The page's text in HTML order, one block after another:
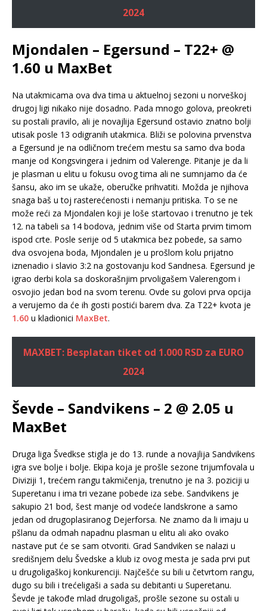
2024
Mjondalen – Egersund – T22+ @
1.60 u MaxBet
Na utakmicama ova dva tima u aktuelnoj sezoni u norveškoj
drugoj ligi nikako nije dosadno. Pada mnogo golova, preokreti
su postali pravilo, ali je novajlija Egersund ostavio znatno bolji
utisak posle 13 odigranih utakmica. Bliži se polovina prvenstva
a Egersund je na odličnom trećem mestu sa samo dva boda
manje od Kongsvingera i jednim od Valerenge. Pitanje je da li
je plasman u elitu u fokusu ovog tima ali ne sumnjamo da će
šansu, ako im se ukaže, oberučke prihvatiti. Možda je njihova
snaga baš u toj rasterećenosti i nemanju pritiska. To se ne
može reći za Mjondalen koji je loše startovao i trenutno je tek
12. na tabeli sa 14 bodova, jednim više od Starta prvim timom
ispod crte. Posle serije od 5 utakmica bez pobede, sa samo
dva osvojena boda, Mjondalen je u prošlom kolu prijatno
iznenadio i slavio 3:2 na gostovanju kod Sandnesa. Egersund je
igrao derbi kola sa doskorašnjim prvoligašem Valerengom i
osvojio jedan bod na svom terenu. Ovde su golovi prva opcija
a verujemo da će ih gosti postići barem dva. Za T22+ kvota je
1.60 u kladionici MaxBet.
MAXBET: Besplatan tiket od 1.000 RSD za EURO
2024
Ševde – Sandvikens – 2 @ 2.05 u
MaxBet
Druga liga Švedkse stigla je do 13. runde a novajlija Sandvikens
igra sve bolje i bolje. Ekipa koja je prošle sezone trijumfovala u
Diviziji 1, trećem rangu takmičenja, trenutno je na 3. poziciji u
Superetanu i ima tri vezane pobede iza sebe. Sandvikens je
sakupio 21 bod, šest manje od vodeće landskrone a samo
jedan od drugoplasiranog Dejerforsa. Ne znamo da li imaju u
pšlanu da odmah napadnu plasman u elitu ali ako ovako
nastave put će se sam otvoriti. Grad Sandviken se nalazi u
središnjem delu Švedske a klub iz ovog mesta je sada prvi put
u drugoligaškoj konkurenciji. Najčešće su bili u četvrtom rangu,
dugo su bili i trećeligaši a sada su debitanti u Superetanu.
Ševde je takođe mlad drugoligaš, prošle sezone su ostali u